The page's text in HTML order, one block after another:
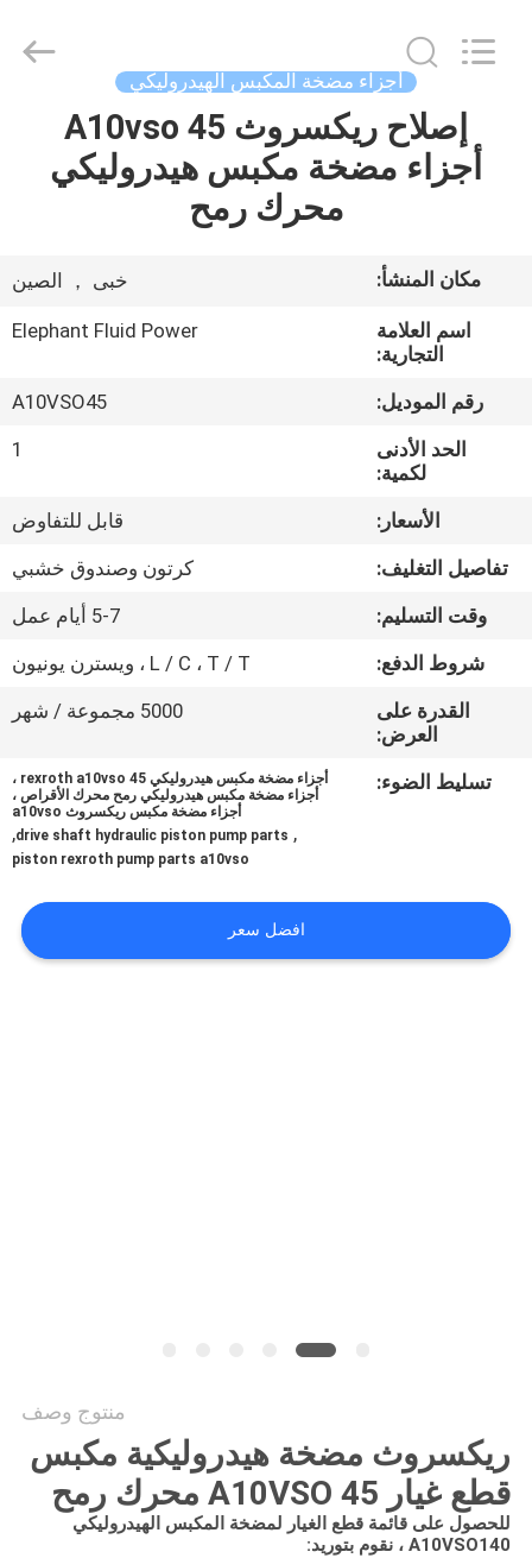
منزل،
معلومات
جولة
المعمل
مراقبة
الجودة
اتصل
حالات
خريطة
Co.,Ltd.
أجزاء مضخة المكبس الهيدروليكي
إصلاح ريكسروث A10vso 45
أجزاء مضخة مكبس هيدروليكي
محرك رمح
مكان المنشأ: خبى ， الصين
اسم العلامة
التجارية:
Elephant Fluid Power
رقم الموديل:
A10VSO45
الحد الأدنى
لكمية:
1
الأسعار:
قابل للتفاوض
تفاصيل التغليف:
كرتون وصندوق خشبي
وقت التسليم:
5-7 أيام عمل
شروط الدفع:
L / C ، T / T ، ويسترن يونيون
القدرة على
العرض:
5000 مجموعة / شهر
تسليط الضوء:
أجزاء مضخة مكبس هيدروليكي rexroth a10vso 45 ،
أجزاء مضخة مكبس هيدروليكي رمح محرك الأقراص ،
أجزاء مضخة مكبس ريكسروث a10vso
,
drive shaft hydraulic piston pump parts
,
piston rexroth pump parts a10vso
افضل سعر
منتوج وصف
ريكسروث مضخة هيدروليكية مكبس
قطع غيار A10VSO 45 محرك رمح
للحصول على قائمة قطع الغيار لمضخة المكبس الهيدروليكي
A10VSO140 ، نقوم بتوريد: